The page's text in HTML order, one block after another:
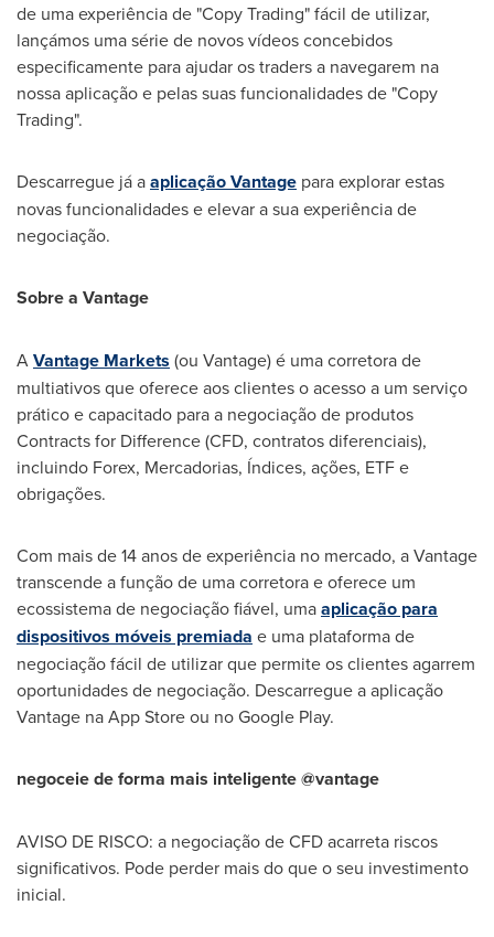
de uma experiência de "Copy Trading" fácil de utilizar,
lançámos uma série de novos vídeos concebidos
especificamente para ajudar os traders a navegarem na
nossa aplicação e pelas suas funcionalidades de "Copy
Trading".
Descarregue já aaplicação Vantage para explorar estas
novas funcionalidades e elevar a sua experiência de
negociação.
Sobre a Vantage
AVantage Markets (ou Vantage) é uma corretora de
multiativos que oferece aos clientes o acesso a um serviço
prático e capacitado para a negociação de produtos
Contracts for Difference (CFD, contratos diferenciais),
incluindo Forex, Mercadorias, Índices, ações, ETF e
obrigações.
Com mais de 14 anos de experiência no mercado, a Vantage
transcende a função de uma corretora e oferece um
ecossistema de negociação fiável, umaaplicação para
dispositivos móveis premiada e uma plataforma de
negociação fácil de utilizar que permite os clientes agarrem
oportunidades de negociação. Descarregue a aplicação
Vantage naApp Storeou no Google Play.
negoceie de forma mais inteligente @vantage
AVISO DE RISCO: a negociação de CFD acarreta riscos
significativos. Pode perder mais do que o seu investimento
inicial.